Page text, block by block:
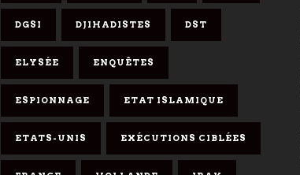
DGSI DJIHADISTES DST
ELYSÉE ENQUÊTES
ESPIONNAGE ETAT ISLAMIQUE
ETATS-UNIS EXÉCUTIONS CIBLÉES